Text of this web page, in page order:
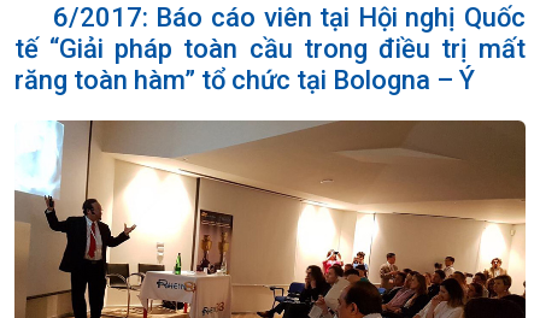
6/2017: Báo cáo viên tại Hội nghị Quốc
tế “Giải pháp toàn cầu trong điều trị mất
răng toàn hàm” tổ chức tại Bologna – Ý